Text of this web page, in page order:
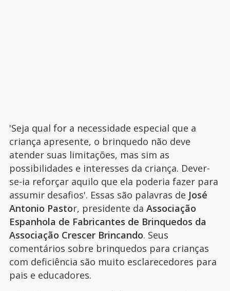
'Seja qual for a necessidade especial que a
criança apresente, o brinquedo não deve
atender suas limitações, mas sim as
possibilidades e interesses da criança. Dever-
se-ia reforçar aquilo que ela poderia fazer para
assumir desafios'. Essas são palavras de José
Antonio Pastor, presidente da Associação
Espanhola de Fabricantes de Brinquedos da
Associação Crescer Brincando. Seus
comentários sobre brinquedos para crianças
com deficiência são muito esclarecedores para
pais e educadores.